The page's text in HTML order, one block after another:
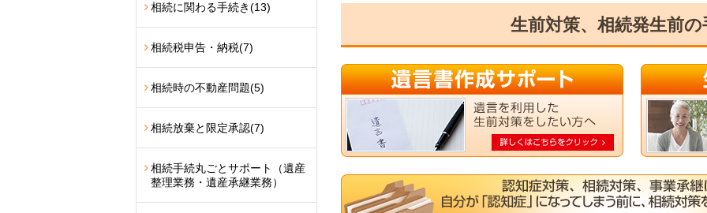
生前対策、相続発生前
相続に関わる手続き(13)
相続税申告・納税(7)
相続時の不動産問題(5)
相続放棄と限定承認(7)
相続手続丸ごとサポート（遺産
整理業務・遺産承継業務）